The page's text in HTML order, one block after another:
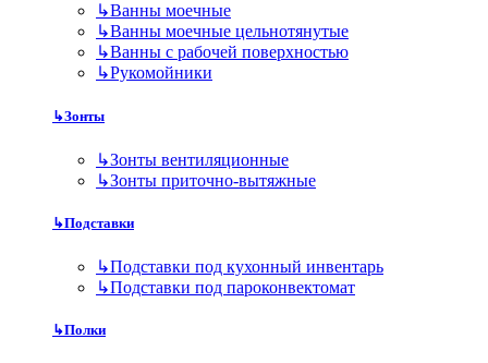
↳Ванны моечные
↳Ванны моечные цельнотянутые
↳Ванны с рабочей поверхностью
↳Рукомойники
↳Зонты
↳Зонты вентиляционные
↳Зонты приточно-вытяжные
↳Подставки
↳Подставки под кухонный инвентарь
↳Подставки под пароконвектомат
↳Полки